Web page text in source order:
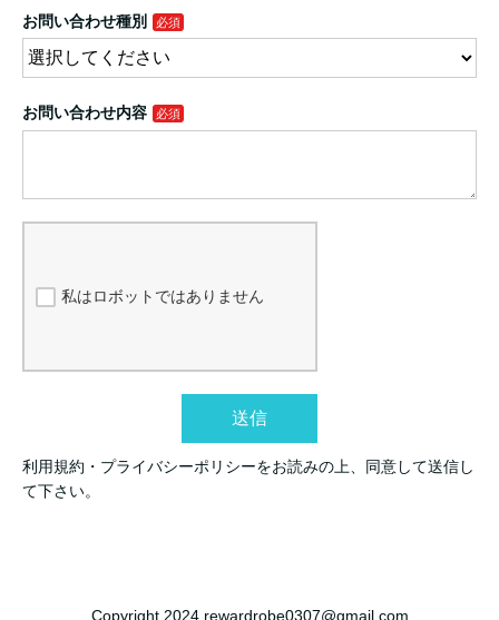
お問い合わせ種別
お問い合わせ内容
私はロボットではありません
送信
利用規約・プライバシーポリシーをお読みの上、同意して送信し
て下さい。
Copyright 2024 rewardrobe0307@gmail.com